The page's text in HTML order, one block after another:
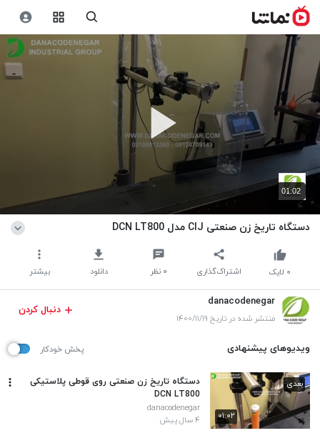
01:02
دستگاه تاریخ زن صنعتی CIJ مدل DCN LT800
اشتراک‌گذاری ۰ نظر دانلود بیشتر ۰ لایک
danacodenegar
منتشر شده در تاریخ ۱۴۰۰/۱۱/۱۹
دنبال کردن
ویدیوهای پیشنهادی پخش خودکار
۰۱:۰۲
بعدی
دستگاه تاریخ زن صنعتی روی قوطی پلاستیکی
DCN LT800
danacodenegar
۴ سال پیش